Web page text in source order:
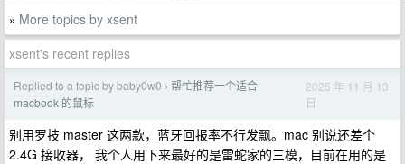
» More topics by xsent
xsent's recent replies
Replied to a topic by baby0w0 › 帮忙推荐一个适合
macbook 的鼠标
2025 年 11 月 13
日
别用罗技 master 这两款，蓝牙回报率不行发飘。mac 别说还差个
2.4G 接收器， 我个人用下来最好的是雷蛇家的三模，目前在用的是